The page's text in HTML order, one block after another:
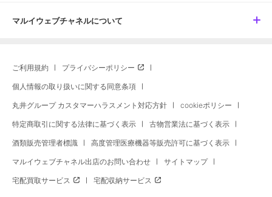
マルイウェブチャネルについて
ご利用規約 プライバシーポリシー
個人情報の取り扱いに関する同意条項
丸井グループ カスタマーハラスメント対応方針 cookieポリシー
特定商取引に関する法律に基づく表示 古物営業法に基づく表示
酒類販売管理者標識 高度管理医療機器等販売許可に基づく表示
マルイウェブチャネル出店のお問い合わせ サイトマップ
宅配買取サービス 宅配収納サービス